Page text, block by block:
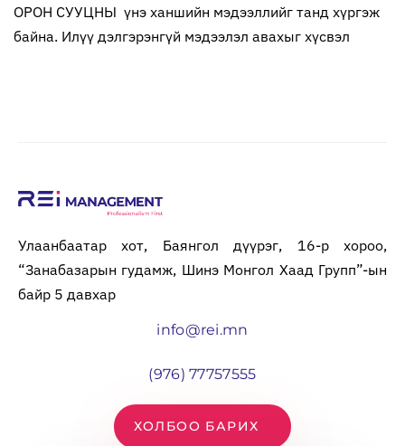
ОРОН СУУЦНЫ үнэ ханшийн мэдээллийг танд хүргэж
байна. Илүү дэлгэрэнгүй мэдээлэл авахыг хүсвэл
Улаанбаатар хот, Баянгол дүүрэг, 16-р хороо,
“Занабазарын гудамж, Шинэ Монгол Хаад Групп”-ын
байр 5 давхар
info@rei.mn
(976) 77757555
ХОЛБОО БАРИХ